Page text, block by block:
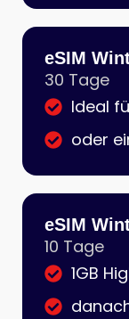
eSIM
30 Tage
Ideal
oder
eSIM
10 Tage
1GB